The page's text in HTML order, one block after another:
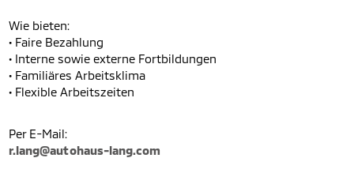
Wie bieten:
• Faire Bezahlung
• Interne sowie externe Fortbildungen
• Familiäres Arbeitsklima
• Flexible Arbeitszeiten
Per E-Mail:
r.lang@autohaus-lang.com